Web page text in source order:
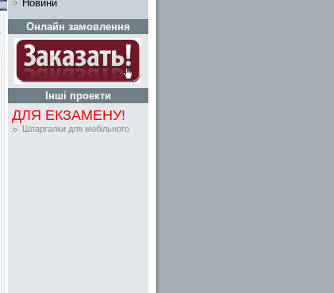
Новини
Онлайн замовлення
Інші проекти
ДЛЯ ЕКЗАМЕНУ!
Шпаргалки для мобільного